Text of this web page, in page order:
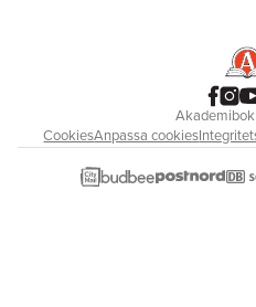
CookiesAnpassa cookies